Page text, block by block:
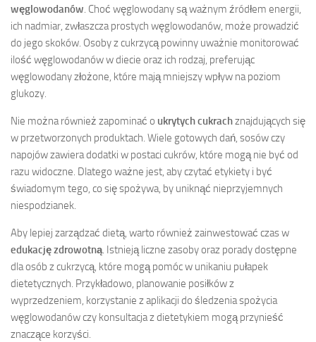
węglowodanów. Choć węglowodany są ważnym źródłem energii,
ich nadmiar, zwłaszcza prostych węglowodanów, może prowadzić
do jego skoków. Osoby z cukrzycą powinny uważnie monitorować
ilość węglowodanów w diecie oraz ich rodzaj, preferując
węglowodany złożone, które mają mniejszy wpływ na poziom
glukozy.
Nie można również zapominać o ukrytych cukrachznajdujących się
w przetworzonych produktach. Wiele gotowych dań, sosów czy
napojów zawiera dodatki w postaci cukrów, które mogą nie być od
razu widoczne. Dlatego ważne jest, aby czytać etykiety i być
świadomym tego, co się spożywa, by uniknąć nieprzyjemnych
niespodzianek.
Aby lepiej zarządzać dietą, warto również zainwestować czas w
edukację zdrowotną. Istnieją liczne zasoby oraz porady dostępne
dla osób z cukrzycą, które mogą pomóc w unikaniu pułapek
dietetycznych. Przykładowo, planowanie posiłków z
wyprzedzeniem, korzystanie z aplikacji do śledzenia spożycia
węglowodanów czy konsultacja z dietetykiem mogą przynieść
znaczące korzyści.